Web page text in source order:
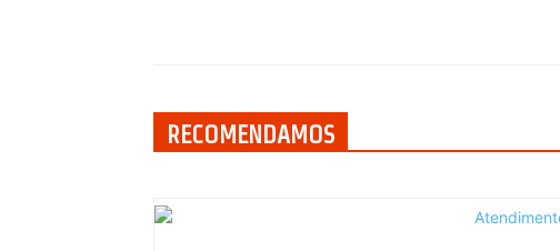
RECOMENDAMOS